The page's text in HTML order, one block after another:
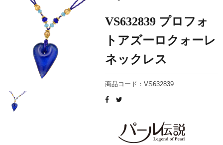
VS632839 プロフォ
トアズーロクォーレ
ネックレス
商品コード：VS632839